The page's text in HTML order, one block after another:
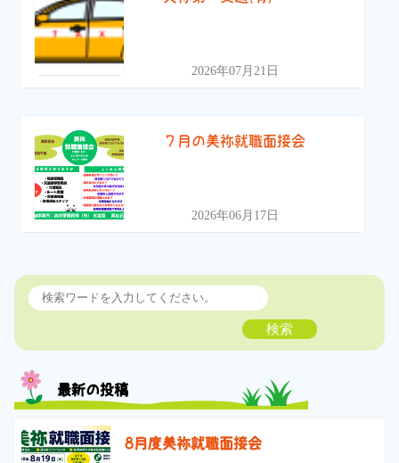
2026年07月21日
７月の美祢就職面接会
2026年06月17日
検索
最新の投稿
8月度美祢就職面接会